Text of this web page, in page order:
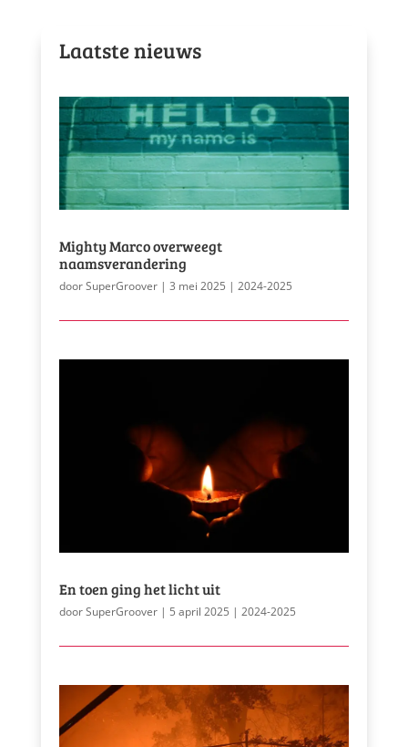
Laatste nieuws
Mighty Marco overweegt
naamsverandering
doorSuperGroover| 3 mei 2025 | 2024-2025
En toen ging het licht uit
doorSuperGroover| 5 april 2025 | 2024-2025